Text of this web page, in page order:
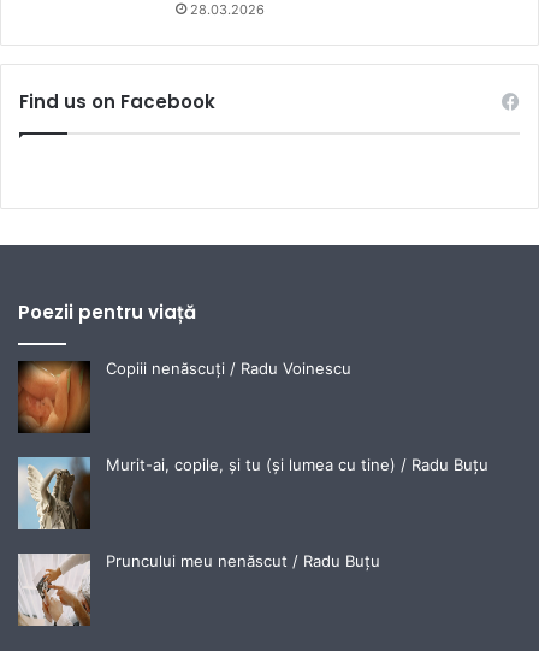
28.03.2026
Find us on Facebook
Poezii pentru viață
Copiii nenăscuți / Radu Voinescu
Murit-ai, copile, și tu (și lumea cu tine) / Radu Buțu
Pruncului meu nenăscut / Radu Buțu